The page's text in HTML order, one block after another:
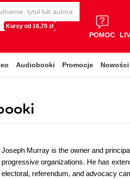
Kursy od 16,70 zł
POMOC
Audiobooki Promocje Nowości
Joseph Murray is the owner and
progressive organizations. He has
electoral, referendum, and advocacy